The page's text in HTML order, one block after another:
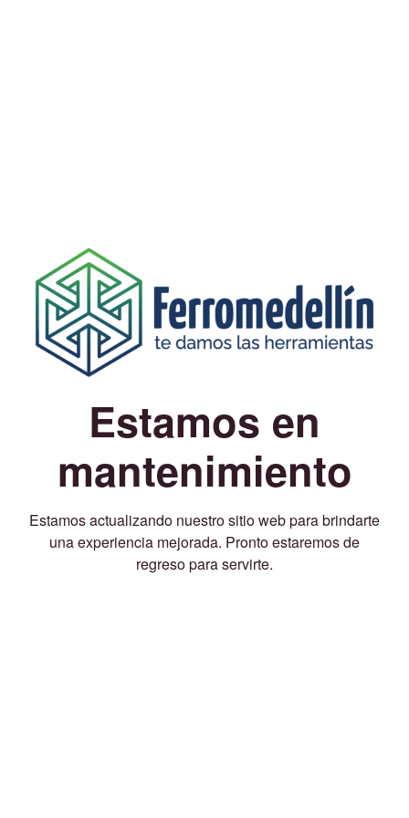
Estamos en
mantenimiento
Estamos actualizando nuestro sitio web para brindarte
una experiencia mejorada. Pronto estaremos de
regreso para servirte.